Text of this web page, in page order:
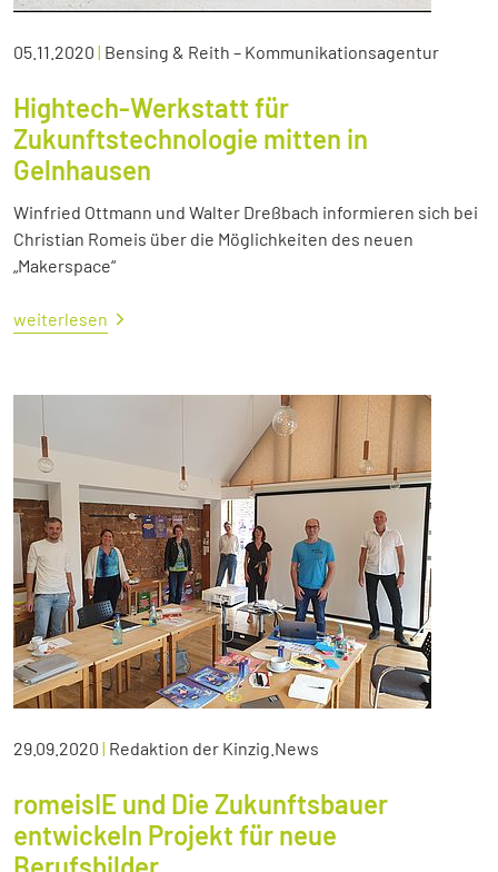
05.11.2020 | Bensing & Reith – Kommunikationsagentur
Hightech-Werkstatt für
Zukunftstechnologie mitten in
Gelnhausen
Winfried Ottmann und Walter Dreßbach informieren sich bei
Christian Romeis über die Möglichkeiten des neuen
„Makerspace“
weiterlesen
29.09.2020 | Redaktion der Kinzig.News
romeisIE und Die Zukunftsbauer
entwickeln Projekt für neue